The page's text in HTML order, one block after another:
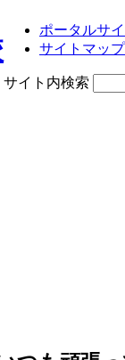
ポータルサ
サイトマップ
サイト内検索